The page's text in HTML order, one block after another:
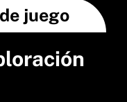
juego